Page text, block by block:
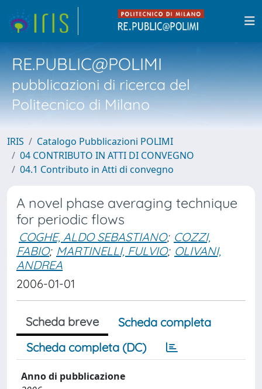
RE.PUBLIC@POLIMI
pubblicazioni di ricerca del
Politecnico di Milano
IRIS
Catalogo Pubblicazioni POLIMI
04 CONTRIBUTO IN ATTI DI CONVEGNO
04.1 Contributo in Atti di convegno
A novel phase averaging technique
for periodic flows
COGHE, ALDO SEBASTIANO; COZZI,
FABIO; MARTINELLI, FULVIO; OLIVANI,
ANDREA
2006-01-01
Scheda breve
Scheda completa
Scheda completa (DC)
Anno di pubblicazione